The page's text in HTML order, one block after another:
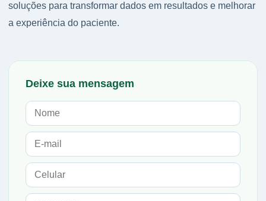
soluções para transformar dados em resultados e melhorar
a experiência do paciente.
Deixe sua mensagem